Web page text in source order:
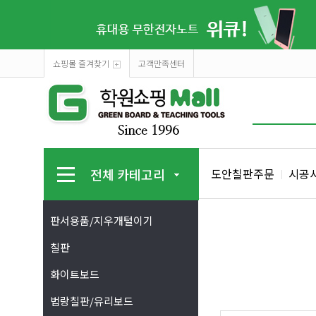
쇼핑몰 즐겨찾기 고객만족센터
전체 카테고리 도안칠판주문 시공
판서용품/지우개털이기
칠판
화이트보드
법랑칠판/유리보드